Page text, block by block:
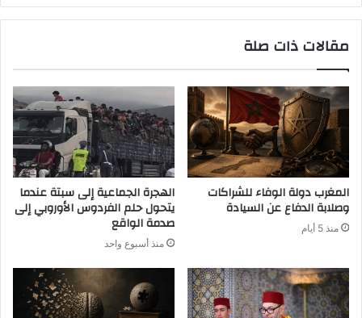
مقالات ذات صلة
المغرب دولة الوفاء للشراكات
وصلابة الدفاع عن السيادة
منذ 5 أيام
الهجرة الجماعية إلى سبتة عندما
يتحول حلم الفردوس الأوروبي إلى
صدمة الواقع
منذ أسبوع واحد